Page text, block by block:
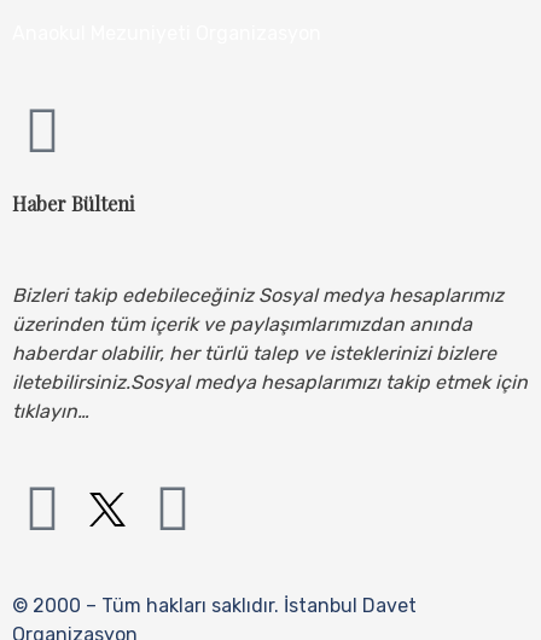
Haber Bülteni
Bizleri takip edebileceğiniz Sosyal medya hesaplarımız
üzerinden tüm içerik ve paylaşımlarımızdan anında
haberdar olabilir, her türlü talep ve isteklerinizi bizlere
iletebilirsiniz.Sosyal medya hesaplarımızı takip etmek için
tıklayın…
© 2000 – Tüm hakları saklıdır. İstanbul Davet
Organizasyon